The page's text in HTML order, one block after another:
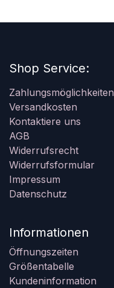
Shop Service:
Zahlungsmöglichkeiten
Versandkosten
Kontaktiere uns
AGB
Widerrufsrecht
Widerrufsformular
Impressum
Datenschutz
Informationen
Öffnungszeiten
Größentabelle
Kundeninformation